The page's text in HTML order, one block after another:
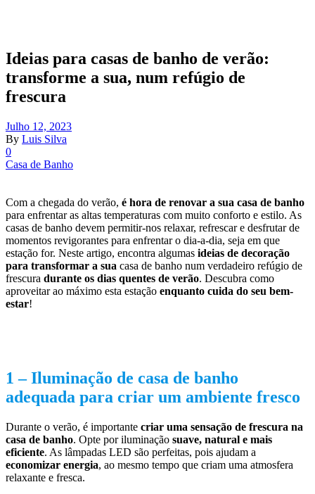
Ideias para casas de banho de verão:
transforme a sua, num refúgio de
frescura
Julho 12, 2023
By Luis Silva
0
Casa de Banho
Com a chegada do verão, é hora de renovar a sua casa de banho
para enfrentar as altas temperaturas com muito conforto e estilo. As
casas de banho devem permitir-nos relaxar, refrescar e desfrutar de
momentos revigorantes para enfrentar o dia-a-dia, seja em que
estação for. Neste artigo, encontra algumas ideias de decoração
para transformar a sua casa de banho num verdadeiro refúgio de
frescura durante os dias quentes de verão. Descubra como
aproveitar ao máximo esta estação enquanto cuida do seu bem-
estar!
1 –Iluminação de casa de banho
adequada para criar um ambiente fresco
Durante o verão, é importante criar uma sensação de frescura na
casa de banho. Opte por iluminação suave, natural e mais
eficiente. As lâmpadas LED são perfeitas, pois ajudam a
economizar energia, ao mesmo tempo que criam uma atmosfera
relaxante e fresca.